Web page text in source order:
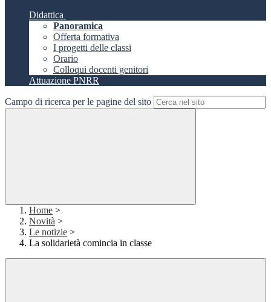
Didattica
Panoramica
Offerta formativa
I progetti delle classi
Orario
Colloqui docenti genitori
Attuazione PNRR
Campo di ricerca per le pagine del sito
Home >
Novità >
Le notizie >
La solidarietà comincia in classe